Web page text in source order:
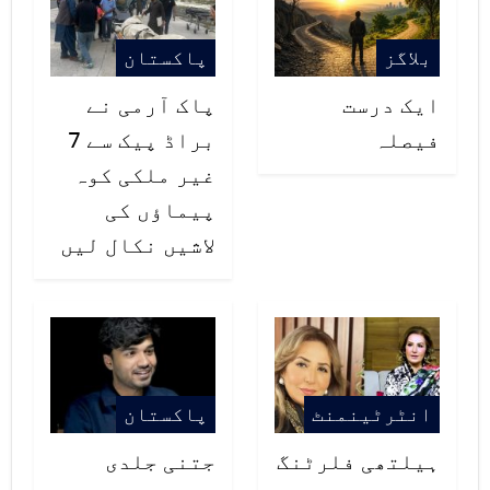
بلاگز
ایک درست
فیصلہ
پاکستان
پاک آرمی نے
براڈ پیک سے 7
غیر ملکی کوہ
پیماؤں کی
لاشیں نکال لیں
انٹرٹینمنٹ
ہیلتھی فلرٹنگ
پاکستان
جتنی جلدی